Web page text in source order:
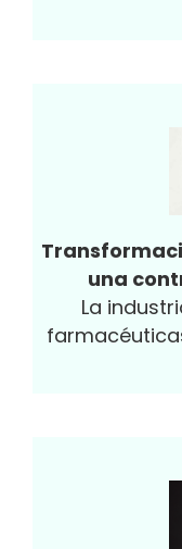
una
La
la